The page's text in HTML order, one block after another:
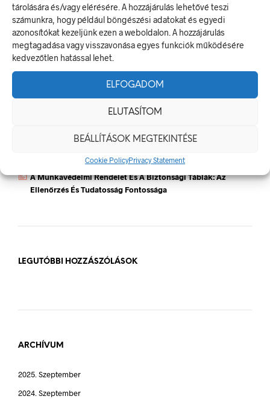
tárolására és/vagy elérésére. A hozzájárulás lehetővé teszi
számunkra, hogy például böngészési adatokat és egyedi
azonosítókat kezeljünk ezen a weboldalon. A hozzájárulás
megtagadása vagy visszavonása egyes funkciók működésére
kedvezőtlen hatással lehet.
ELFOGADOM
ELUTASÍTOM
BEÁLLÍTÁSOK MEGTEKINTÉSE
Cookie PolicyPrivacy Statement
LEGUTÓBBI BEJEGYZÉSEK
Munkavédelmi Táblák És Biztonsági Jelzések – Miért
Nélkülözhetetlenek A Munkahelyen?
Jól Láthatósági Mellény: Miért Fontos, Hogyan Válaszd Ki,
Céges Logóval Ellátott Pólók: Az Identitás És Csapatszellem
Jelek Fontossága
A Munkavédelmi Rendelet És A Biztonsági Táblák: Az
Ellenőrzés És Tudatosság Fontossága
LEGUTÓBBI HOZZÁSZÓLÁSOK
ARCHÍVUM
2025. Szeptember
2024. Szeptember